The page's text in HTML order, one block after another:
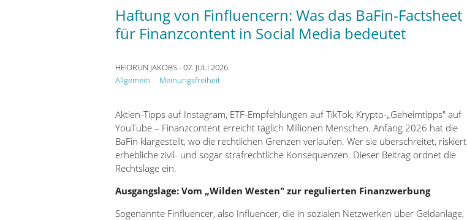
Haftung von Finfluencern: Was das BaFin-Factsheet
für Finanzcontent in Social Media bedeutet
HEIDRUN JAKOBS- 07. JULI 2026
Allgemein
Meinungsfreiheit
Aktien-Tipps auf Instagram, ETF-Empfehlungen auf TikTok, Krypto-„Geheimtipps" auf
YouTube – Finanzcontent erreicht täglich Millionen Menschen. Anfang 2026 hat die
BaFin klargestellt, wo die rechtlichen Grenzen verlaufen. Wer sie überschreitet, riskiert
erhebliche zivil- und sogar strafrechtliche Konsequenzen. Dieser Beitrag ordnet die
Rechtslage ein.
Ausgangslage: Vom „Wilden Westen" zur regulierten Finanzwerbung
Sogenannte Finfluencer, also Influencer, die in sozialen Netzwerken über Geldanlage,